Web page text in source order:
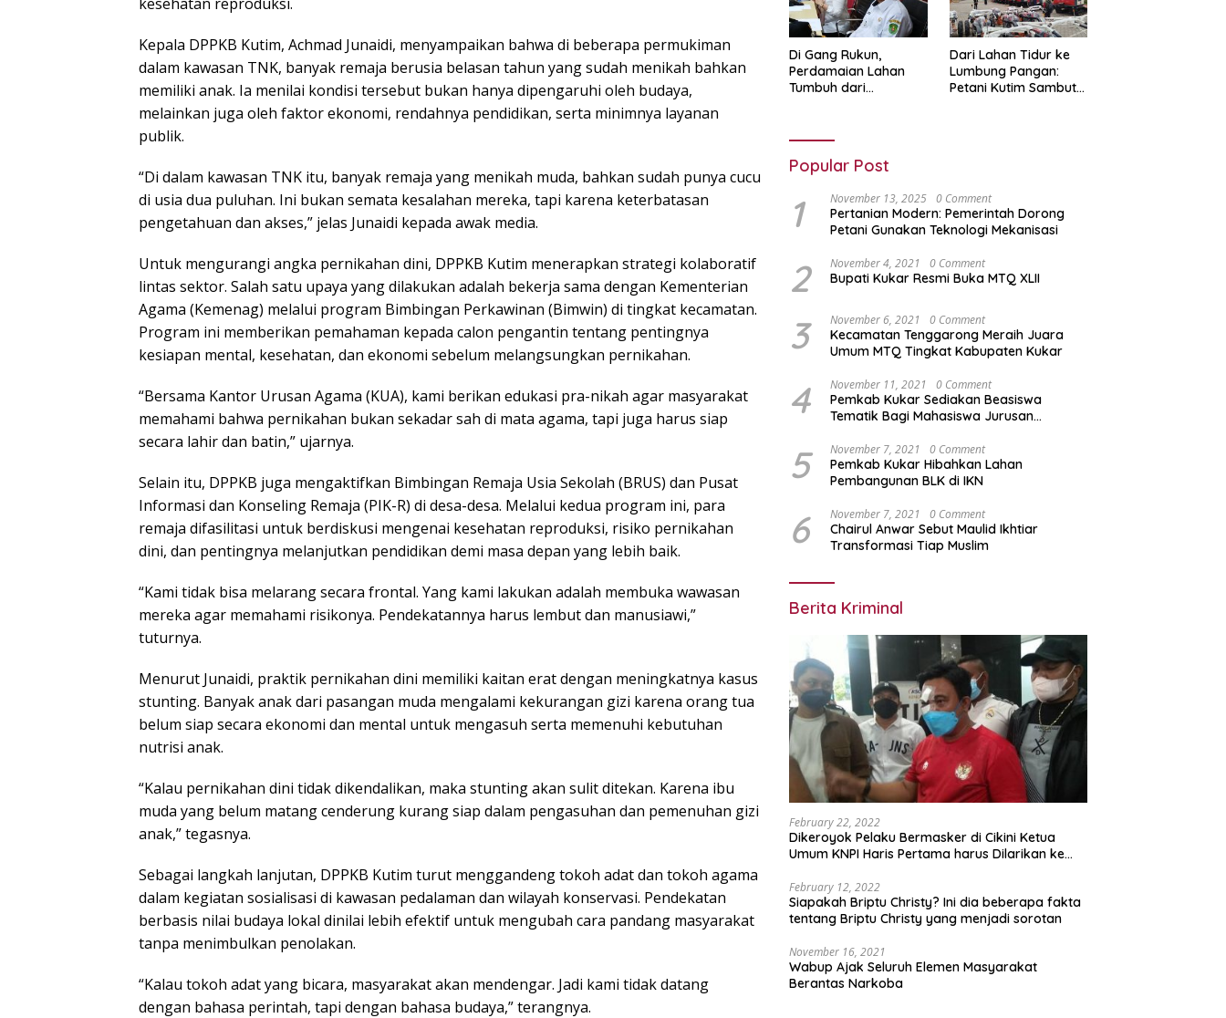
Kepala DPPKB Kutim, Achmad Junaidi, menyampaikan bahwa di beberapa permukiman
dalam kawasan TNK, banyak remaja berusia belasan tahun yang sudah menikah bahkan
memiliki anak. Ia menilai kondisi tersebut bukan hanya dipengaruhi oleh budaya,
melainkan juga oleh faktor ekonomi, rendahnya pendidikan, serta minimnya layanan
publik.
“Di dalam kawasan TNK itu, banyak remaja yang menikah muda, bahkan sudah punya cucu
di usia dua puluhan. Ini bukan semata kesalahan mereka, tapi karena keterbatasan
pengetahuan dan akses,” jelas Junaidi kepada awak media.
Untuk mengurangi angka pernikahan dini, DPPKB Kutim menerapkan strategi kolaboratif
lintas sektor. Salah satu upaya yang dilakukan adalah bekerja sama dengan Kementerian
Agama (Kemenag) melalui program Bimbingan Perkawinan (Bimwin) di tingkat kecamatan.
Program ini memberikan pemahaman kepada calon pengantin tentang pentingnya
kesiapan mental, kesehatan, dan ekonomi sebelum melangsungkan pernikahan.
“Bersama Kantor Urusan Agama (KUA), kami berikan edukasi pra-nikah agar masyarakat
memahami bahwa pernikahan bukan sekadar sah di mata agama, tapi juga harus siap
secara lahir dan batin,” ujarnya.
Selain itu, DPPKB juga mengaktifkan Bimbingan Remaja Usia Sekolah (BRUS) dan Pusat
Informasi dan Konseling Remaja (PIK-R) di desa-desa. Melalui kedua program ini, para
remaja difasilitasi untuk berdiskusi mengenai kesehatan reproduksi, risiko pernikahan
dini, dan pentingnya melanjutkan pendidikan demi masa depan yang lebih baik.
“Kami tidak bisa melarang secara frontal. Yang kami lakukan adalah membuka wawasan
mereka agar memahami risikonya. Pendekatannya harus lembut dan manusiawi,”
tuturnya.
Menurut Junaidi, praktik pernikahan dini memiliki kaitan erat dengan meningkatnya kasus
stunting. Banyak anak dari pasangan muda mengalami kekurangan gizi karena orang tua
belum siap secara ekonomi dan mental untuk mengasuh serta memenuhi kebutuhan
nutrisi anak.
“Kalau pernikahan dini tidak dikendalikan, maka stunting akan sulit ditekan. Karena ibu
muda yang belum matang cenderung kurang siap dalam pengasuhan dan pemenuhan gizi
anak,” tegasnya.
Sebagai langkah lanjutan, DPPKB Kutim turut menggandeng tokoh adat dan tokoh agama
dalam kegiatan sosialisasi di kawasan pedalaman dan wilayah konservasi. Pendekatan
berbasis nilai budaya lokal dinilai lebih efektif untuk mengubah cara pandang masyarakat
tanpa menimbulkan penolakan.
“Kalau tokoh adat yang bicara, masyarakat akan mendengar. Jadi kami tidak datang
dengan bahasa perintah, tapi dengan bahasa budaya,” terangnya.
Di Gang Rukun,
Perdamaian Lahan
Tumbuh dari
Dari Lahan Tidur ke
Lumbung Pangan:
Petani Kutim Sambut
Popular Post
1 November 13, 2025 0 Comment
Pertanian Modern: Pemerintah Dorong
Petani Gunakan Teknologi Mekanisasi
2 November 4, 2021 0 Comment
Bupati Kukar Resmi Buka MTQ XLII
3 November 6, 2021 0 Comment
Kecamatan Tenggarong Meraih Juara
Umum MTQ Tingkat Kabupaten Kukar
4 November 11, 2021 0 Comment
Pemkab Kukar Sediakan Beasiswa
Tematik Bagi Mahasiswa Jurusan
5 November 7, 2021 0 Comment
Pemkab Kukar Hibahkan Lahan
Pembangunan BLK di IKN
6 November 7, 2021 0 Comment
Chairul Anwar Sebut Maulid Ikhtiar
Transformasi Tiap Muslim
Berita Kriminal
February 22, 2022
Dikeroyok Pelaku Bermasker di Cikini Ketua
Umum KNPI Haris Pertama harus Dilarikan ke
February 12, 2022
Siapakah Briptu Christy? Ini dia beberapa fakta
tentang Briptu Christy yang menjadi sorotan
November 16, 2021
Wabup Ajak Seluruh Elemen Masyarakat
Berantas Narkoba